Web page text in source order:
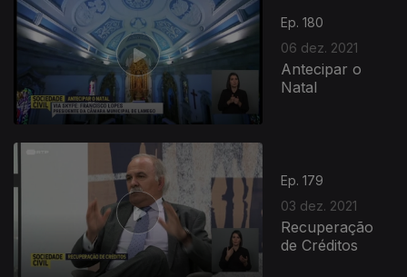
Ep. 180
06 dez. 2021
Antecipar o
Natal
Ep. 179
03 dez. 2021
Recuperação
de Créditos